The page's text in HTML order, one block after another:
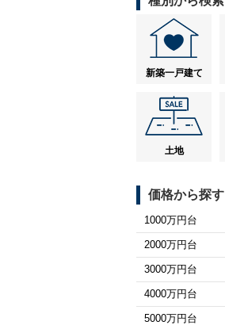
新築一戸建て
土地
価格から探す
1000万円台
2000万円台
3000万円台
4000万円台
5000万円台